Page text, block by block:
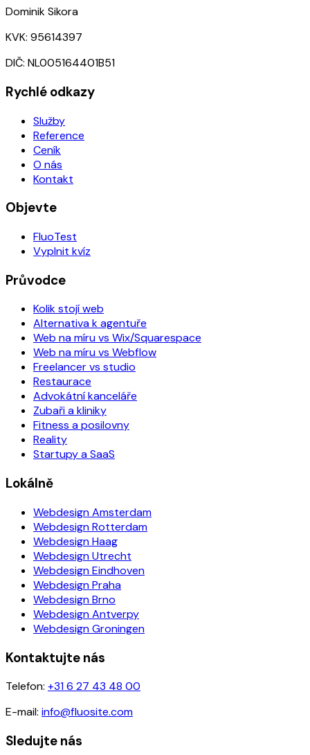
Dominik Sikora
KVK: 95614397
DIČ: NL005164401B51
Rychlé odkazy
Služby
Reference
Ceník
O nás
Kontakt
Objevte
FluoTest
Vyplnit kvíz
Průvodce
Kolik stojí web
Alternativa k agentuře
Web na míru vs Wix/Squarespace
Web na míru vs Webflow
Freelancer vs studio
Restaurace
Advokátní kanceláře
Zubaři a kliniky
Fitness a posilovny
Reality
Startupy a SaaS
Lokálně
Webdesign Amsterdam
Webdesign Rotterdam
Webdesign Haag
Webdesign Utrecht
Webdesign Eindhoven
Webdesign Praha
Webdesign Brno
Webdesign Antverpy
Webdesign Groningen
Kontaktujte nás
Telefon: +31 6 27 43 48 00
E-mail: info@fluosite.com
Sledujte nás